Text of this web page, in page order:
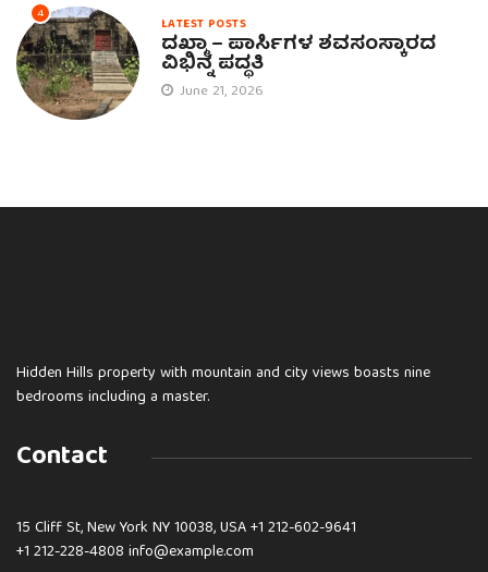
4 LATEST POSTS
ದಖ್ಮಾ – ಪಾರ್ಸಿಗಳ ಶವಸಂಸ್ಕಾರದ
ವಿಭಿನ್ನ ಪದ್ಧತಿ
June 21, 2026
Hidden Hills property with mountain and city views boasts nine
bedrooms including a master.
Contact
15 Cliff St, New York NY 10038, USA+1 212-602-9641
+1 212-228-4808 info@example.com